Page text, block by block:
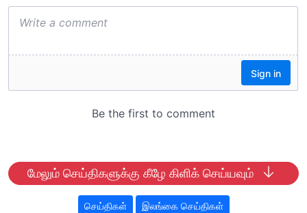
மேலும் செய்திகளுக்கு கீழே கிளிக் செய்யவும்
செய்திகள் இலங்கை செய்திகள்